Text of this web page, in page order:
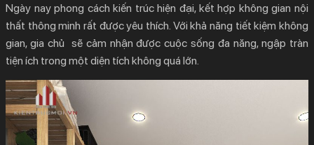
Ngày nay phong cách kiến trúc hiện đại, kết hợp không gian nội
thất thông minh rất được yêu thích. Với khả năng tiết kiệm không
gian, gia chủ sẽ cảm nhận được cuộc sống đa năng, ngập tràn
tiện ích trong một diện tích không quá lớn.